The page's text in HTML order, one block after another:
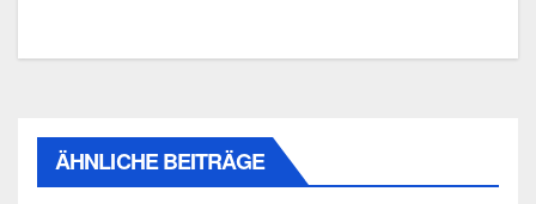
ÄHNLICHE BEITRÄGE